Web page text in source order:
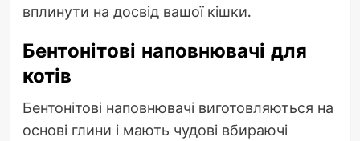
вплинути на досвід вашої кішки.
Бентонітові наповнювачі для
котів
Бентонітові наповнювачі виготовляються на
основі глини і мають чудові вбираючі